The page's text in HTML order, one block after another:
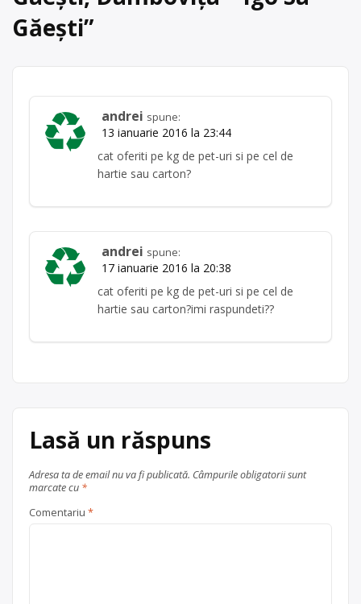
Găești”
andrei spune:
13 ianuarie 2016 la 23:44
cat oferiti pe kg de pet-uri si pe cel de
hartie sau carton?
andrei spune:
17 ianuarie 2016 la 20:38
cat oferiti pe kg de pet-uri si pe cel de
hartie sau carton?imi raspundeti??
Lasă un răspuns
Adresa ta de email nu va fi publicată. Câmpurile obligatorii sunt
marcate cu *
Comentariu *